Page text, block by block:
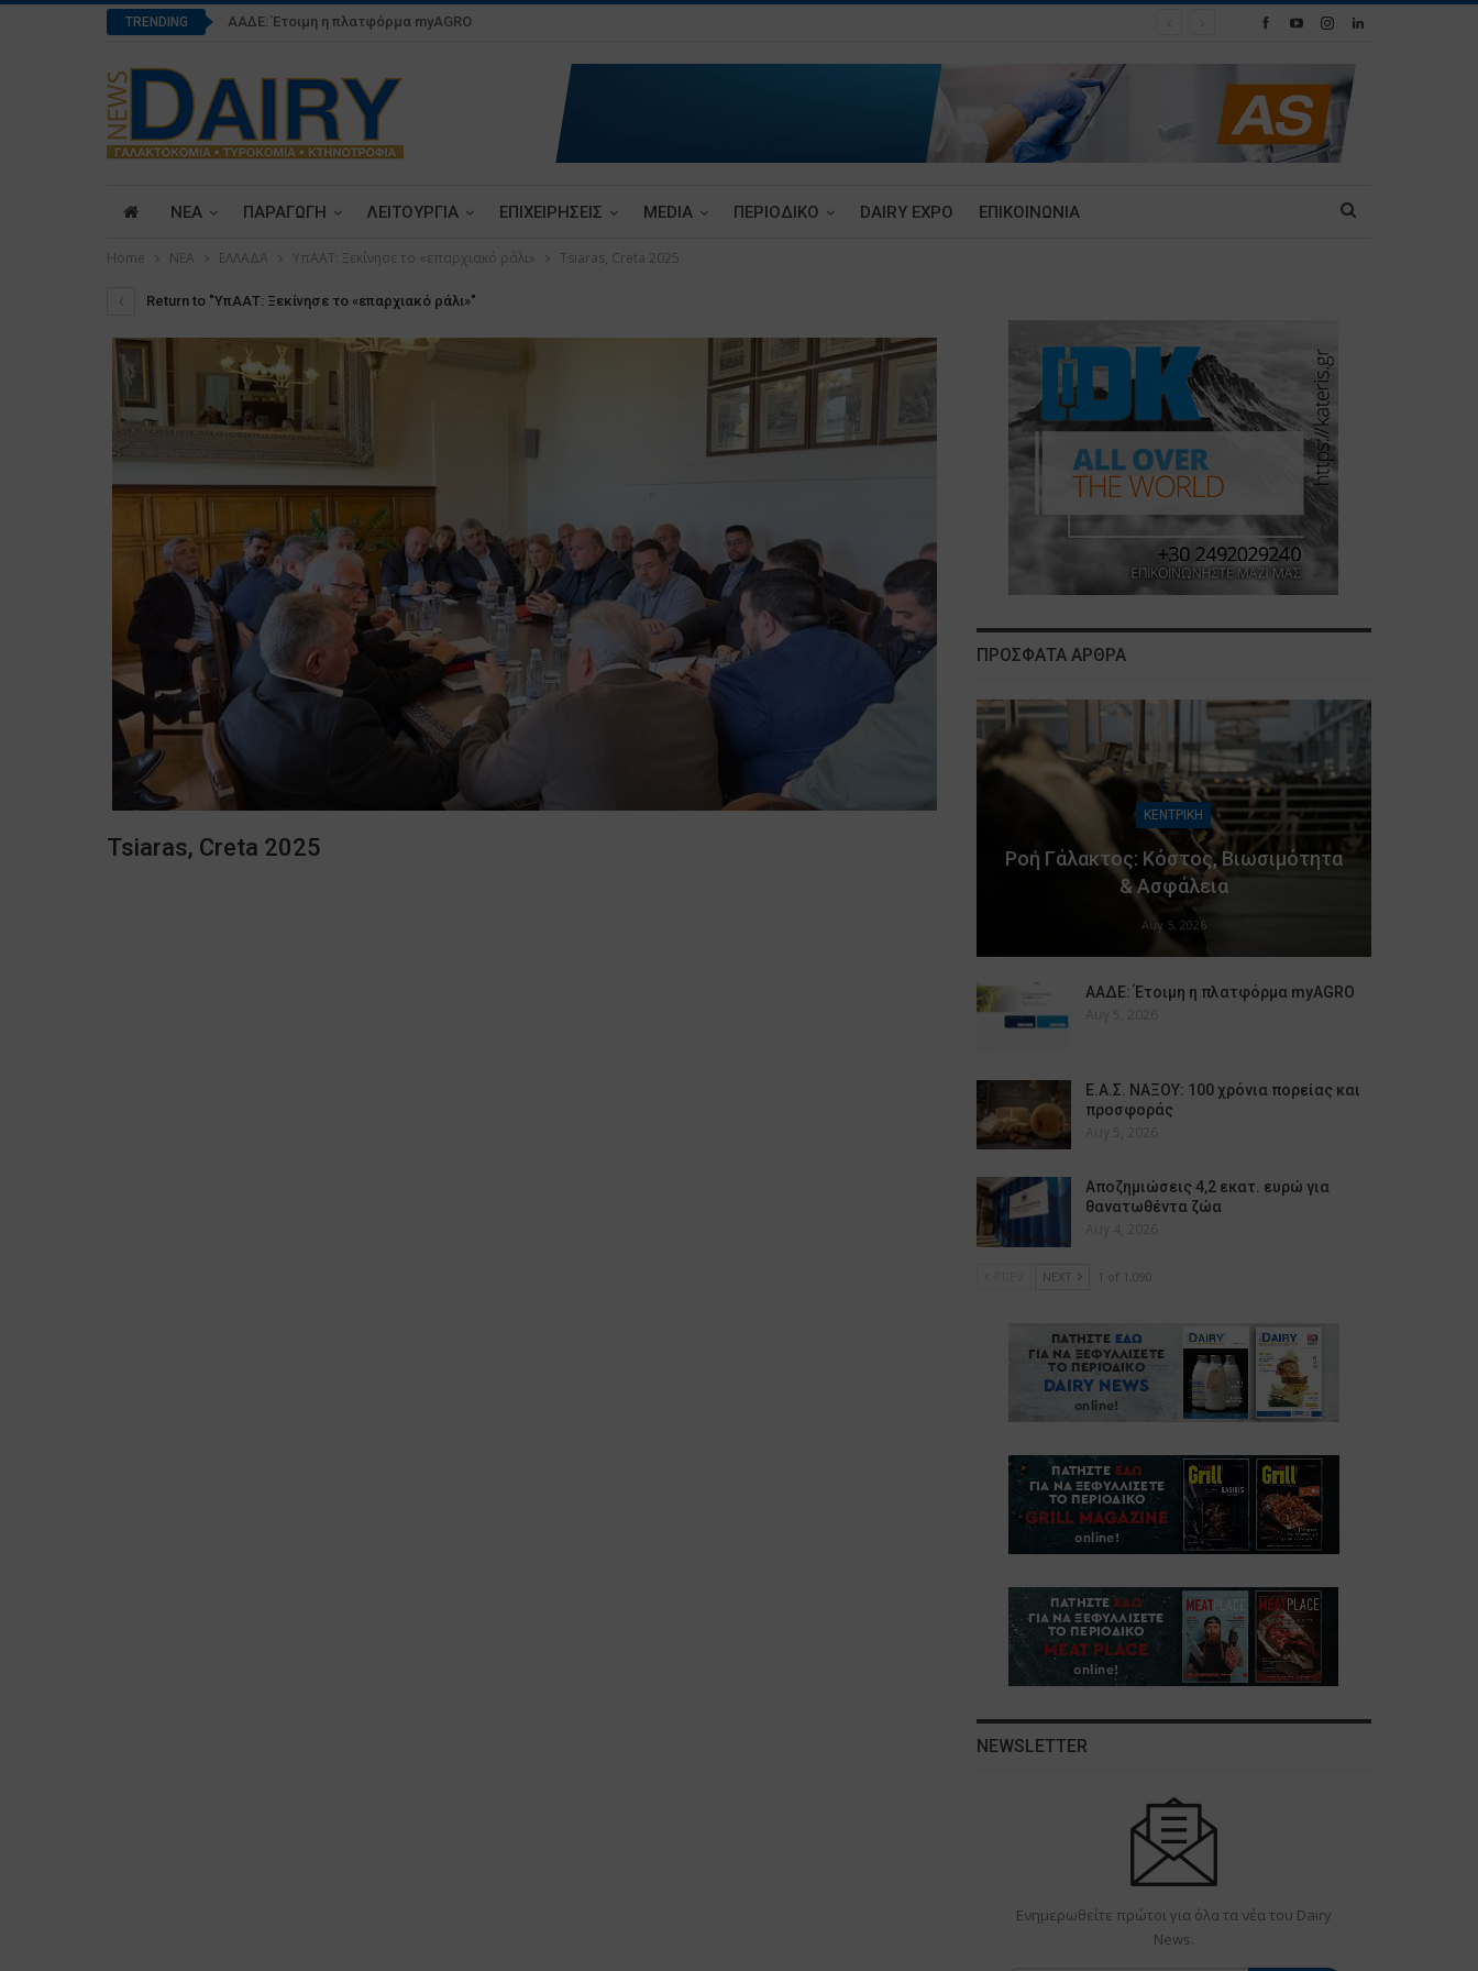
TRENDING ΑΑΔΕ: Έτοιμη η πλατφόρμα myAGRO
ΝΕΑ ΠΑΡΑΓΩΓΗ ΛΕΙΤΟΥΡΓΙΑ ΕΠΙΧΕΙΡΗΣΕΙΣ MEDIA ΠΕΡΙΟΔΙΚΟ DAIRY EXPO ΕΠΙΚΟΙΝΩΝΙΑ
Home ΝΕΑ ΕΛΛΑΔΑ ΥπΑΑΤ: Ξεκίνησε το «επαρχιακό ράλι» Tsiaras, Creta 2025
Return to "ΥπΑΑΤ: Ξεκίνησε το «επαρχιακό ράλι»"
Tsiaras, Creta 2025
ΠΡΟΣΦΑΤΑ ΑΡΘΡΑ
ΚΕΝΤΡΙΚΗ
Ροή Γάλακτος: Κόστος, Βιωσιμότητα
& Ασφάλεια
Αυγ 5, 2026
ΑΑΔΕ: Έτοιμη η πλατφόρμα myAGRO
Αυγ 5, 2026
Ε.Α.Σ. ΝΑΞΟΥ: 100 χρόνια πορείας και
προσφοράς
Αυγ 5, 2026
Αποζημιώσεις 4,2 εκατ. ευρώ για
θανατωθέντα ζώα
Αυγ 4, 2026
NEXT 1 of 1,090
NEWSLETTER
Ενημερωθείτε πρώτοι για όλα τα νέα του Dairy
News.